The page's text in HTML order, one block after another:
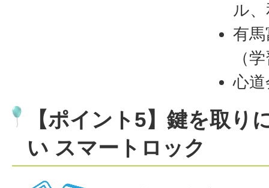
ル
有
（
心
【ポイント5】鍵を取り
い スマートロック